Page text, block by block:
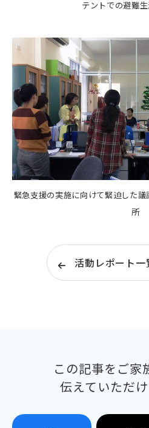
テントでの避難
緊急支援の実施に向けて緊迫した
所
活動レポート一
この記事をご家
伝えていただ